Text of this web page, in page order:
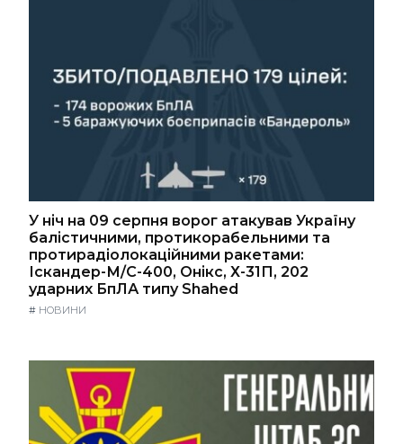
У ніч на 09 серпня ворог атакував Україну
балістичними, протикорабельними та
протирадіолокаційними ракетами:
Іскандер-М/С-400, Онікс, Х-31П, 202
ударних БпЛА типу Shahed
# НОВИНИ